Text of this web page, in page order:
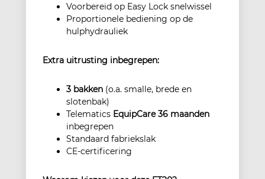
Voorbereid op Easy Lock snelwissel
Proportionele bediening op de
hulphydrauliek
Extra uitrusting inbegrepen:
3 bakken (o.a. smalle, brede en
slotenbak)
Telematics EquipCare 36 maanden
inbegrepen
Standaard fabriekslak
CE-certificering